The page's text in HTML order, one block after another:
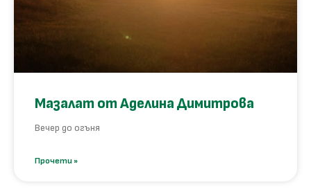
Мазалат от Аделина Димитрова
Вечер до огъня
Прочети »